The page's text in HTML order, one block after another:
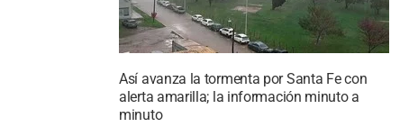
Así avanza la tormenta por Santa Fe con
alerta amarilla; la información minuto a
minuto